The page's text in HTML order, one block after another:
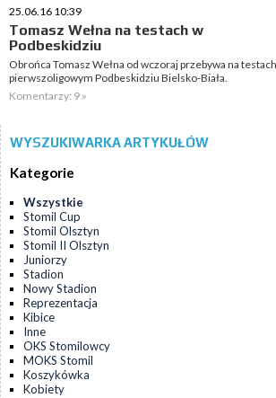
25.06.16 10:39
Tomasz Wełna na testach w
Podbeskidziu
Obrońca Tomasz Wełna od wczoraj przebywa na
pierwszoligowym Podbeskidziu Bielsko-Biała.
Komentarzy: 9 »
WYSZUKIWARKA ARTYKUŁÓW
Kategorie
Wszystkie
Stomil Cup
Stomil Olsztyn
Stomil II Olsztyn
Juniorzy
Stadion
Nowy Stadion
Reprezentacja
Kibice
Inne
OKS Stomilowcy
MOKS Stomil
Koszykówka
Kobiety